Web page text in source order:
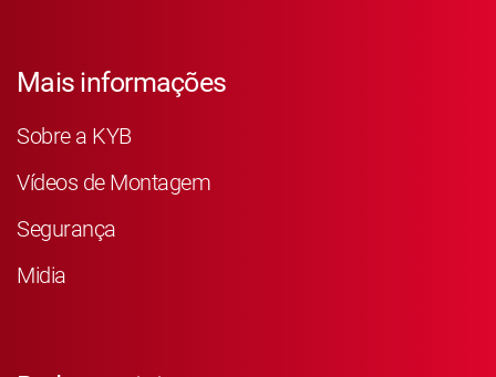
Mais informações
Sobre a KYB
Vídeos de Montagem
Segurança
Midia